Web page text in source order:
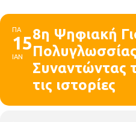
ΠΑ
15
ΙΑΝ
8η Ψηφιακή
Συναντώντας
τις ιστορίες